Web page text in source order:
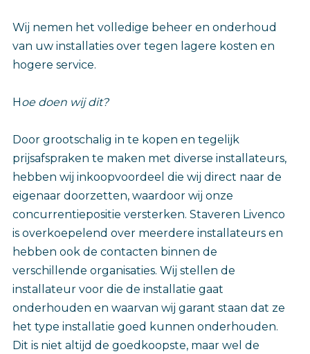
Wij nemen het volledige beheer en onderhoud
van uw installaties over tegen lagere kosten en
hogere service.
Hoe doen wij dit?
Door grootschalig in te kopen en tegelijk
prijsafspraken te maken met diverse installateurs,
hebben wij inkoopvoordeel die wij direct naar de
eigenaar doorzetten, waardoor wij onze
concurrentiepositie versterken. Staveren Livenco
is overkoepelend over meerdere installateurs en
hebben ook de contacten binnen de
verschillende organisaties. Wij stellen de
installateur voor die de installatie gaat
onderhouden en waarvan wij garant staan dat ze
het type installatie goed kunnen onderhouden.
Dit is niet altijd de goedkoopste, maar wel de